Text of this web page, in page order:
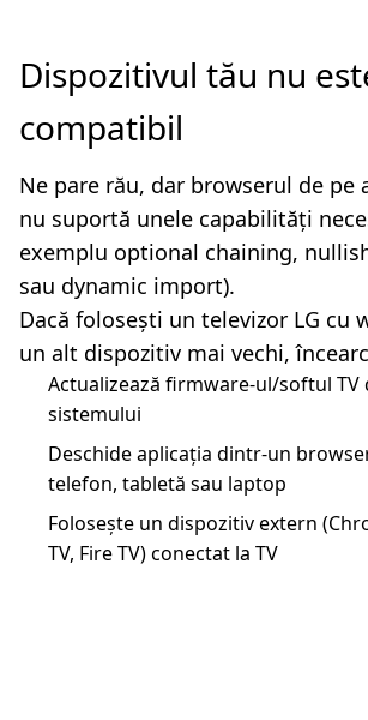
Dispozitivul tău nu
compatibil
Ne pare rău, dar browserul de pe
nu suportă unele capabilități
exemplu optional chaining,
sau dynamic import).
Dacă folosești un televizor LG cu
un alt dispozitiv mai vechi,
Actualizează firmware-ul/softul TV
sistemului
Deschide aplicația dintr-un
telefon, tabletă sau laptop
Folosește un dispozitiv extern
TV, Fire TV) conectat la TV